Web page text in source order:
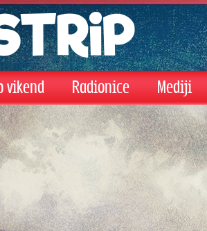
vikend Radionice Mediji